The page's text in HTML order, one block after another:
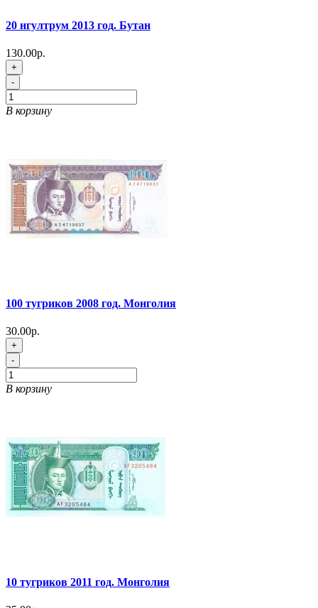
20 нгултрум 2013 год. Бутан
130.00р.
+
-
В корзину
100 тугриков 2008 год. Монголия
30.00р.
+
-
В корзину
10 тугриков 2011 год. Монголия